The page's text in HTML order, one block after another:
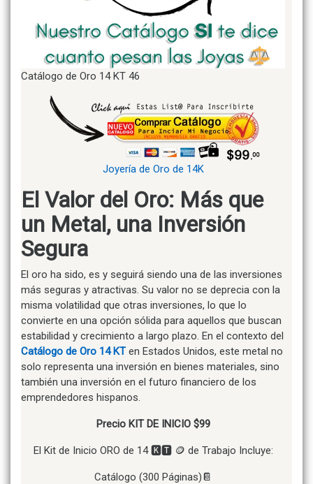
Catálogo de Oro 14 KT 46
Joyería de Oro de 14K
El Valor del Oro: Más que
un Metal, una Inversión
Segura
El oro ha sido, es y seguirá siendo una de las inversiones
más seguras y atractivas. Su valor no se deprecia con la
misma volatilidad que otras inversiones, lo que lo
convierte en una opción sólida para aquellos que buscan
estabilidad y crecimiento a largo plazo. En el contexto del
Catálogo de Oro 14 KTen Estados Unidos, este metal no
solo representa una inversión en bienes materiales, sino
también una inversión en el futuro financiero de los
emprendedores hispanos.
Precio KIT DE INICIO $99
El Kit de Inicio ORO de 14 🅺🆃 🪙 de Trabajo Incluye:
Catálogo (300 Páginas)📔